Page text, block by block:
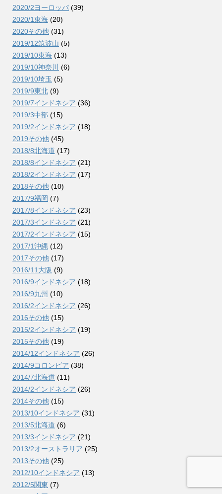
2020/2ヨーロッパ (39)
2020/1東海 (20)
2020その他 (31)
2019/12筑波山 (5)
2019/10東海 (13)
2019/10神奈川
(6)
2019/10埼玉 (5)
2019/9東北 (9)
2019/7インドネシア (36)
2019/3中部 (15)
2019/2インドネシア (18)
2019その他 (45)
2018/8北海道 (17)
2018/8インドネシア (21)
2018/2インドネシア (17)
2018その他 (10)
2017/9福岡 (7)
2017/8インドネシア (23)
2017/3インドネシア (21)
2017/2インドネシア (15)
2017/1沖縄 (12)
2017その他 (17)
2016/11大阪 (9)
2016/9インドネシア (18)
2016/9九州 (10)
2016/2インドネシア (26)
2016その他 (15)
2015/2インドネシア (19)
2015その他 (19)
2014/12インドネシア (26)
2014/9コロンビア (38)
2014/7北海道 (11)
2014/2インドネシア (26)
2014その他 (15)
2013/10インドネシア (31)
2013/5北海道 (6)
2013/3インドネシア (21)
2013/2オーストラリア (25)
2013その他 (25)
2012/10インドネシア (13)
2012/5関東 (7)